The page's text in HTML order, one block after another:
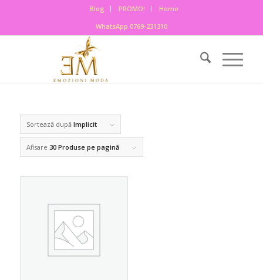
Blog PROMO!
Home
WhatsApp 0769-231310
Sortează după Implicit
Afisare 30 Produse pe pagină